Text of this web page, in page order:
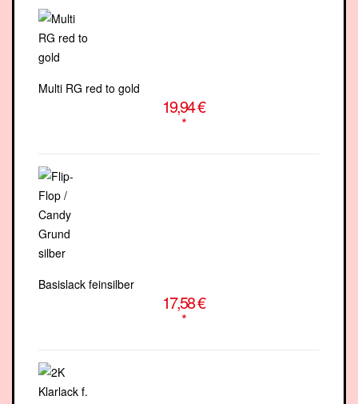
Multi RG red to gold
19,94 €
*
Basislack feinsilber
17,58 €
*